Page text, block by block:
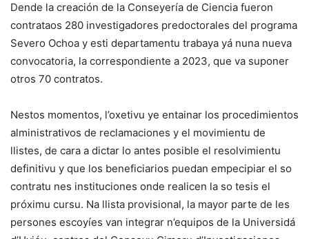
Dende la creación de la Conseyería de Ciencia fueron
contrataos 280 investigadores predoctorales del programa
Severo Ochoa y esti departamentu trabaya yá nuna nueva
convocatoria, la correspondiente a 2023, que va suponer
otros 70 contratos.
Nestos momentos, l’oxetivu ye entainar los procedimientos
alministrativos de reclamaciones y el movimientu de
llistes, de cara a dictar lo antes posible el resolvimientu
definitivu y que los beneficiarios puedan empecipiar el so
contratu nes instituciones onde realicen la so tesis el
próximu cursu. Na llista provisional, la mayor parte de les
persones escoyíes van integrar n’equipos de la Universidá